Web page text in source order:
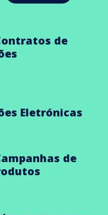
de
Eletrónicas
de